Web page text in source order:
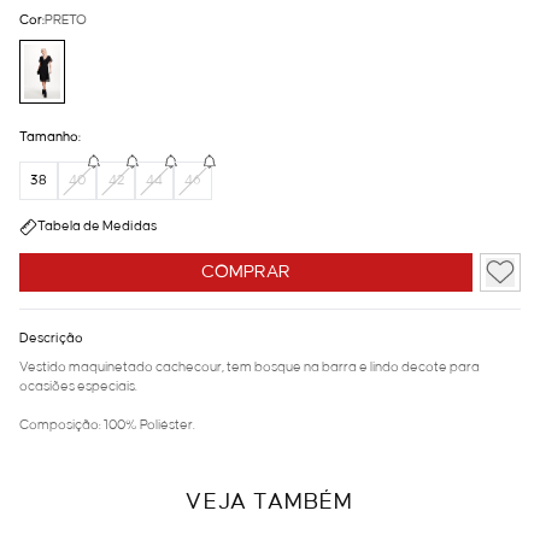
COMPRAR
Cor:PRETO
Tamanho:
38 40 42 44 46
Tabela de Medidas
Descrição
Vestido maquinetado cachecour, tem bosque na barra e lindo decote para
ocasiões especiais.
Composição: 100% Poliéster.
VEJA TAMBÉM